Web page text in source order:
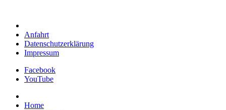
Anfahrt
Datenschutzerklärung
Impressum
Facebook
YouTube
Home